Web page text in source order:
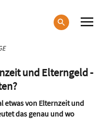
und Elterngeld -
etwas von Elternzeit und
das genau und wo